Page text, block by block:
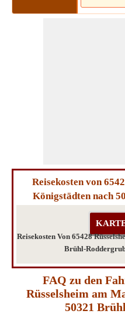
Reisekosten von
Königstädten nach
Reisekosten Von 65428
Brühl-
FAQ zu den
Rüsselsheim am
50321